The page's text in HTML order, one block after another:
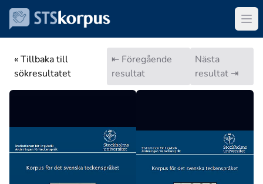
« Tillbaka till
sökresultatet
⇤ Föregående
resultat
Nästa
resultat ⇥